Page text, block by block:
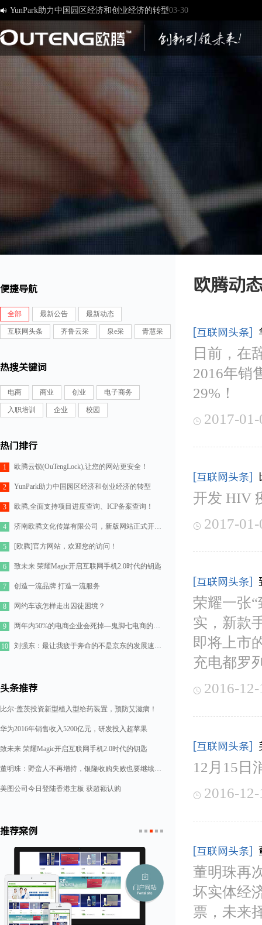
 [欧腾]官方网站，欢迎您的访问！03-17
济南欧腾文化传媒有限公司，新版网站正式开通！ 03-12
创造一流品牌 打造一流服务 01-09
便捷导航
全部 最新公告 最新动态
互联网头条 齐鲁云采 泉e采 青慧采
热搜关键词
电商 商业 创业 电子商务
入职培训 企业 校园
热门排行
1 欧腾云锁(OuTengLock),让您的网站更安全！
2 YunPark助力中国园区经济和创业经济的转型
3 欧腾,全面支持项目进度查询、ICP备案查询！
4 济南欧腾文化传媒有限公司，新版网站正式开通！
5 [欧腾]官方网站，欢迎您的访问！
6 致未来 荣耀Magic开启互联网手机2.0时代的钥匙
7 创造一流品牌 打造一流服务
8 网约车该怎样走出囚徒困境？
9 两年内50%的电商企业会死掉—鬼脚七电商的七点思考
10 刘强东：最让我疲于奔命的不是京东的发展速度，而是如何管理好11万人的队伍
头条推荐
比尔·盖茨投资新型植入型给药装置，预防艾滋病！
华为2016年销售收入5200亿元，研发投入超苹果
致未来 荣耀Magic开启互联网手机2.0时代的钥匙
董明珠：野蛮人不再增持，银隆收购失败也要继续造格力汽车
美图公司今日登陆香港主板 获超额认购
推荐案例
1 2
欧腾动
[互联网头条]
日前，在
2016年销
29%！
 2017-
[互联网头条]
开发 HIV
 2017-
[互联网头条]
荣耀一张
实，新款
即将上市
充电都罗
 2016-
[互联网头条]
12月15日
 2016-
[互联网头条]
董明珠再
坏实体经
票，未来